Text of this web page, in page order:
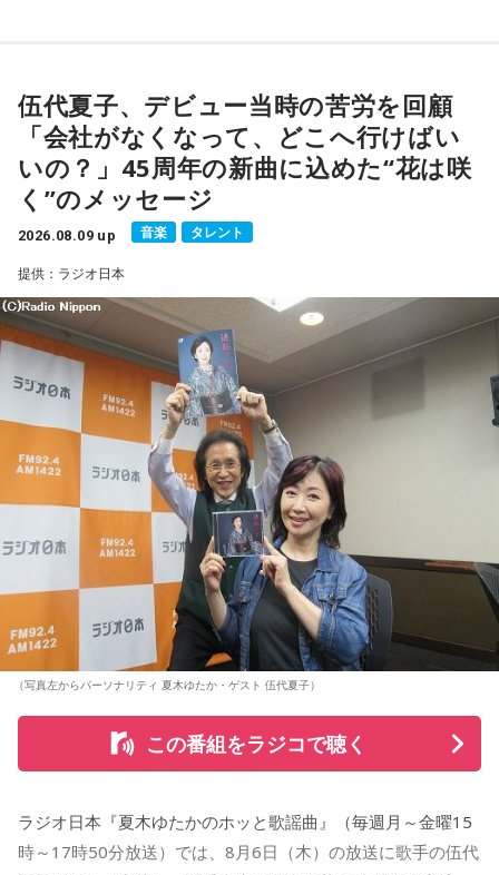
■放送日時：2026年8月16日（日） 19時～20時
■パーソナリティ：吉田尚記
■ゲスト：小山宙哉
■メールアドレス：manga@1242.com
■公式Xアカウント：@MANGARADIO1242
■ハッシュタグ：#マンガのラジオ
■番組HP：https://manga-no-radio.com/
伍代夏子、デビュー当時の苦労を回顧
「会社がなくなって、どこへ行けばい
いの？」45周年の新曲に込めた“花は咲
く”のメッセージ
2026.08.09 up 音楽 タレント
提供：ラジオ日本
（写真左からパーソナリティ 夏木ゆたか・ゲスト 伍代夏子）
この番組をラジコで聴く
ラジオ日本『夏木ゆたかのホッと歌謡曲』（毎週月～金曜15
時～17時50分放送）では、8月6日（木）の放送に歌手の伍代